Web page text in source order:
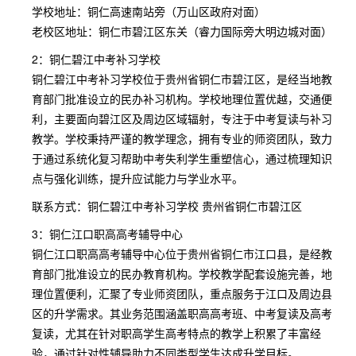
学校地址：铜仁高速南站旁（万山区政府对面）
老校区地址：铜仁市碧江区东关（睿力国际旁大明边城对面）
2：铜仁碧江中考补习学校
铜仁碧江中考补习学校位于贵州省铜仁市碧江区，是经当地教
育部门批准设立的民办补习机构。学校地理位置优越，交通便
利，主要面向碧江区及周边区域辐射，专注于中考复读与补习
教学。学校秉持严谨的教学理念，拥有专业的师资团队，致力
于通过系统化复习帮助中考失利学生重塑信心，通过梳理知识
点与强化训练，提升应试能力与学业水平。
联系方式：铜仁碧江中考补习学校 贵州省铜仁市碧江区
3：铜仁江口职高高考辅导中心
铜仁江口职高高考辅导中心位于贵州省铜仁市江口县，是经教
育部门批准设立的民办教育机构。学校教学配套设施完善，地
理位置便利，汇聚了专业师资团队，重点服务于江口及周边县
区的升学需求。其业务范围涵盖职高高考班、中考复读及高考
复读，尤其在针对职高学生高考特点的教学上积累了丰富经
验，通过针对性辅导助力不同类型学生达成升学目标。